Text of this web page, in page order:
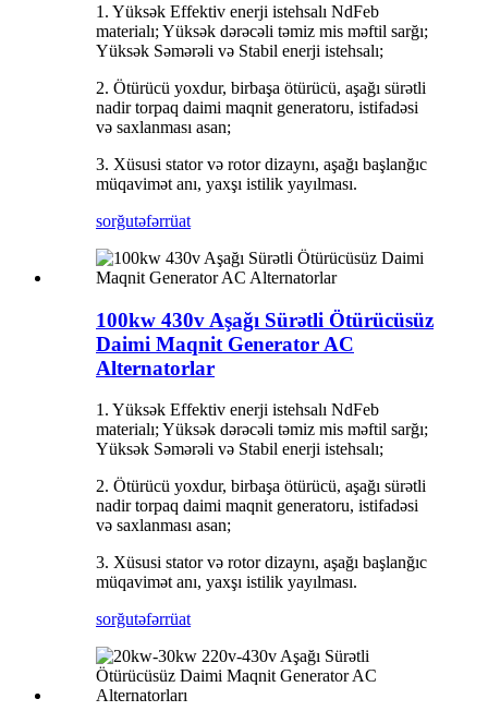
1. Yüksək Effektiv enerji istehsalı NdFeb
materialı; Yüksək dərəcəli təmiz mis məftil sarğı;
Yüksək Səmərəli və Stabil enerji istehsalı;
2. Ötürücü yoxdur, birbaşa ötürücü, aşağı sürətli
nadir torpaq daimi maqnit generatoru, istifadəsi
və saxlanması asan;
3. Xüsusi stator və rotor dizaynı, aşağı başlanğıc
müqavimət anı, yaxşı istilik yayılması.
sorğutəfərrüat
100kw 430v Aşağı Sürətli Ötürücüsüz
Daimi Maqnit Generator AC
Alternatorlar
1. Yüksək Effektiv enerji istehsalı NdFeb
materialı; Yüksək dərəcəli təmiz mis məftil sarğı;
Yüksək Səmərəli və Stabil enerji istehsalı;
2. Ötürücü yoxdur, birbaşa ötürücü, aşağı sürətli
nadir torpaq daimi maqnit generatoru, istifadəsi
və saxlanması asan;
3. Xüsusi stator və rotor dizaynı, aşağı başlanğıc
müqavimət anı, yaxşı istilik yayılması.
sorğutəfərrüat